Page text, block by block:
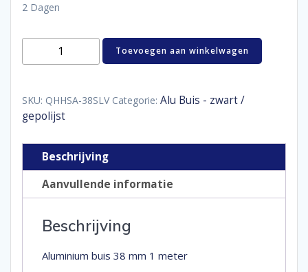
2 Dagen
Aluminium
1
meter
aantal
Toevoegen aan winkelwagen
SKU: QHHSA-38SLV Categorie: Alu Buis - zwart /
gepolijst
Beschrijving
Aanvullende informatie
Beschrijving
Aluminium buis 38 mm 1 meter